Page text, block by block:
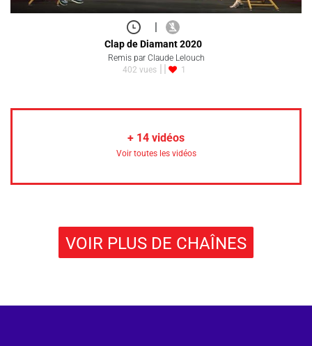
|
Clap de Diamant 2020
Remis par Claude Lelouch
402 vues
1
+ 14 vidéos
Voir toutes les vidéos
VOIR PLUS DE CHAÎNES